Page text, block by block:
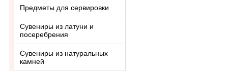
Предметы для сервировки
Сувениры из латуни и
посеребрения
Сувениры из натуральных
камней